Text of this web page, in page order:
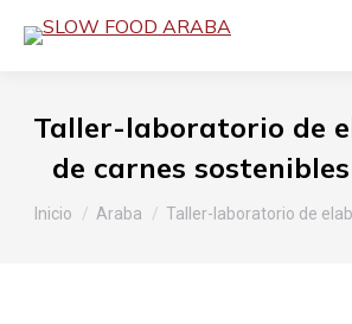
Taller-laboratorio de
de carnes
Estás aquí:
Inicio Araba Taller-laboratorio de